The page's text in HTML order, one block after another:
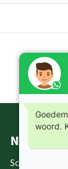
Schrijf je in